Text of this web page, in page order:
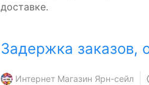
доставке.
Задержка заказов,
Интернет Магазин Ярн-сейл